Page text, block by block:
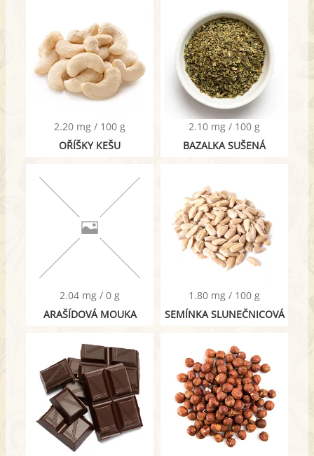
2.20 mg / 100 g
OŘÍŠKY KEŠU
2.10 mg / 100 g
BAZALKA SUŠENÁ
2.04 mg / 0 g
ARAŠÍDOVÁ MOUKA
1.80 mg / 100 g
SEMÍNKA SLUNEČNICOVÁ